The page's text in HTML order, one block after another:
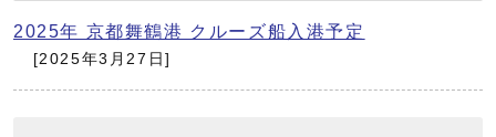
2025年 京都舞鶴港 クルーズ船入港予定
[2025年3月27日]